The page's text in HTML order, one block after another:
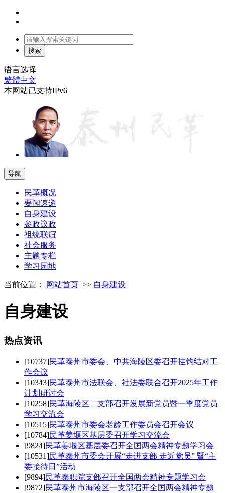
语言选择
繁體中文
本网站已支持IPv6
导航
民革概况
要闻速递
自身建设
参政议政
祖统联谊
社会服务
主题专栏
学习园地
当前位置： 网站首页 >> 自身建设
自身建设
热点资讯
[10737]民革泰州市委会、中共海陵区委召开挂钩结对工
作会议
[10343]民革泰州市法联会、社法委联合召开2025年工作
计划研讨会
[10258]民革海陵区二支部召开发展新党员暨一季度党员
学习交流会
[10515]民革泰州市委会老龄工作委员会召开会议
[10784]民革姜堰区基层委召开学习交流会
[9824]民革姜堰区基层委召开全国两会精神专题学习会
[10531]民革泰州市委会开展“走进支部 走近党员” 暨“主
委接待日”活动
[9894]民革泰职院支部召开全国两会精神专题学习会
[9872]民革泰州市海陵区一支部召开全国两会精神专题